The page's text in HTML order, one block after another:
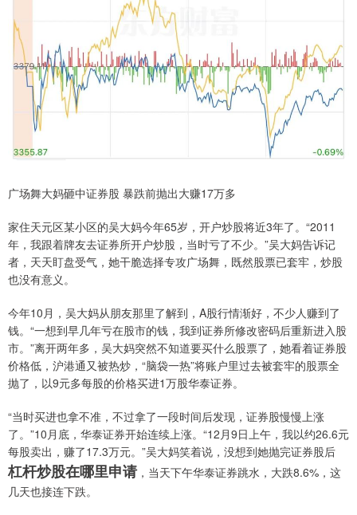
广场舞大妈砸中证券股 暴跌前抛出大赚17万多
家住天元区某小区的吴大妈今年65岁，开户炒股将近3年了。“2011
年，我跟着牌友去证券所开户炒股，当时亏了不少。”吴大妈告诉记
者，天天盯盘受气，她干脆选择专攻广场舞，既然股票已套牢，炒股
也没有意义。
今年10月，吴大妈从朋友那里了解到，A股行情渐好，不少人赚到了
钱。“一想到早几年亏在股市的钱，我到证券所修改密码后重新进入股
市。”离开两年多，吴大妈突然不知道要买什么股票了，她看着证券股
价格低，沪港通又被热炒，“脑袋一热”将账户里过去被套牢的股票全
抛了，以9元多每股的价格买进1万股华泰证券。
“当时买进也拿不准，不过拿了一段时间后发现，证券股慢慢上涨
了。”10月底，华泰证券开始连续上涨。“12月9日上午，我以约26.6元
每股卖出，赚了17.3万元。”吴大妈笑着说，没想到她抛完证券股后
杠杆炒股在哪里申请，当天下午华泰证券跳水，大跌8.6%，这
几天也接连下跌。